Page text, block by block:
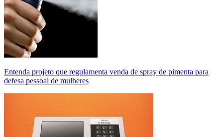
Entenda projeto que regulamenta venda de spray de pimenta para
defesa pessoal de mulheres